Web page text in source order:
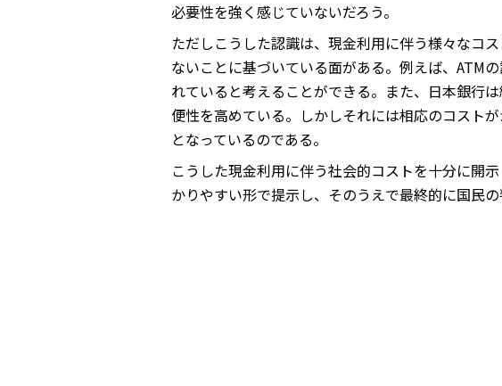
必要性を強く感じていないだろう。
ただしこうした認識は、現金利用に伴う様々なコ
ないことに基づいている面がある。例えば、ATM
れていると考えることができる。また、日本銀行
便性を高めている。しかしそれには相応のコスト
となっているのである。
こうした現金利用に伴う社会的コストを十分に開
かりやすい形で提示し、そのうえで最終的に国民